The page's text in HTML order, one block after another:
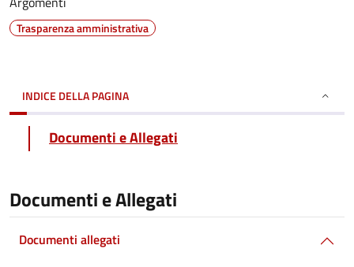
Trasparenza amministrativa
INDICE DELLA PAGINA
Documenti e Allegati
Documenti e Allegati
Documenti allegati